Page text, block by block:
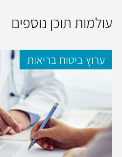
עולמות תוכן נוספים
ערוץ ביטוח בריאות